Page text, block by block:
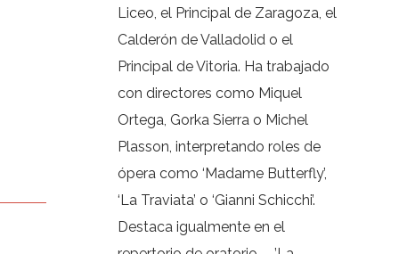
Liceo, el Principal de Zaragoza, el
Calderón de Valladolid o el
Principal de Vitoria. Ha trabajado
con directores como Miquel
Ortega, Gorka Sierra o Michel
Plasson, interpretando roles de
ópera como ‘Madame Butterfly’,
‘La Traviata’ o ‘Gianni Schicchi’.
Destaca igualmente en el